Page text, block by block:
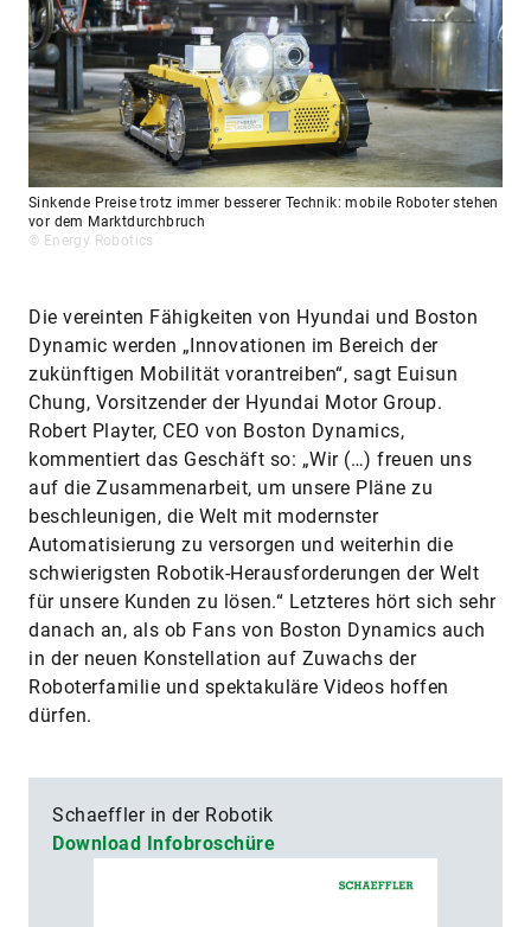
Sinkende Preise trotz immer besserer Technik: mobile Roboter stehen
vor dem Marktdurchbruch
© Energy Robotics
Die vereinten Fähigkeiten von Hyundai und Boston
Dynamic werden „Innovationen im Bereich der
zukünftigen Mobilität vorantreiben“, sagt Euisun
Chung, Vorsitzender der Hyundai Motor Group.
Robert Playter, CEO von Boston Dynamics,
kommentiert das Geschäft so: „Wir (…) freuen uns
auf die Zusammenarbeit, um unsere Pläne zu
beschleunigen, die Welt mit modernster
Automatisierung zu versorgen und weiterhin die
schwierigsten Robotik-Herausforderungen der Welt
für unsere Kunden zu lösen.“ Letzteres hört sich sehr
danach an, als ob Fans von Boston Dynamics auch
in der neuen Konstellation auf Zuwachs der
Roboterfamilie und spektakuläre Videos hoffen
dürfen.
Schaeffler in der Robotik
Download Infobroschüre